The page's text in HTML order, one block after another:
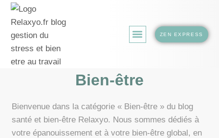
ZEN EXPRESS
Bien-être
Bienvenue dans la catégorie « Bien-être » du blog
santé et bien-être Relaxyo. Nous sommes dédiés à
votre épanouissement et à votre bien-être global, en